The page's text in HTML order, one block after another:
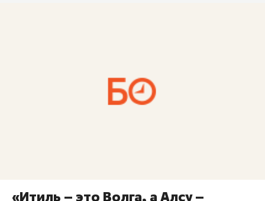
«Итиль – это Волга, а Алсу –